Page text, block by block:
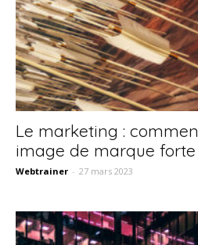
Le marketing :
image de marque forte
Webtrainer - 27 mars 2023